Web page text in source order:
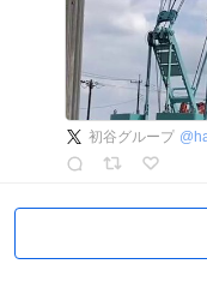
初谷グループ @